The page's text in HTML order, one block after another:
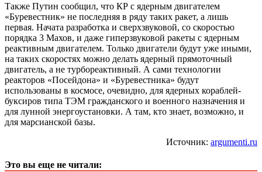
Также Путин сообщил, что КР с ядерным двигателем
«Буревестник» не последняя в ряду таких ракет, а лишь
первая. Начата разработка и сверхзвуковой, со скоростью
порядка 3 Махов, и даже гиперзвуковой ракеты с ядерным
реактивным двигателем. Только двигатели будут уже иными,
на таких скоростях можно делать ядерный прямоточный
двигатель, а не турбореактивный. А сами технологии
реакторов «Посейдона» и «Буревестника» будут
использованы в космосе, очевидно, для ядерных кораблей-
буксиров типа ТЭМ гражданского и военного назначения и
для лунной энергоустановки. А там, кто знает, возможно, и
для марсианской базы.
Источник: argumenti.ru
Это вы еще не читали: